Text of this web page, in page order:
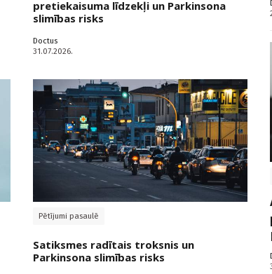
pretiekaisuma līdzekļi un Parkinsona
slimības risks
Doctus
31.07.2026.
Pētījumi pasaulē
Satiksmes radītais troksnis un
Parkinsona slimības risks